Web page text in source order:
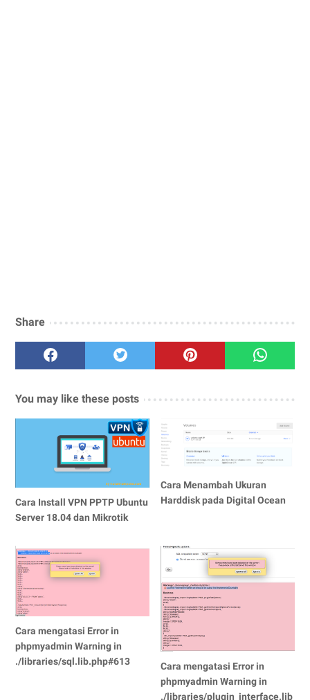
Share
You may like these posts
Cara Install VPN PPTP Ubuntu
Server 18.04 dan Mikrotik
Cara Menambah Ukuran
Harddisk pada Digital Ocean
Cara mengatasi Error in
phpmyadmin Warning in
./libraries/sql.lib.php#613
Cara mengatasi Error in
phpmyadmin Warning in
./libraries/plugin_interface.lib